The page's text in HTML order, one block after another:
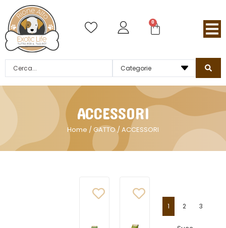
0
ACCESSORI
Home / GATTO/ ACCESSORI
1 2 3